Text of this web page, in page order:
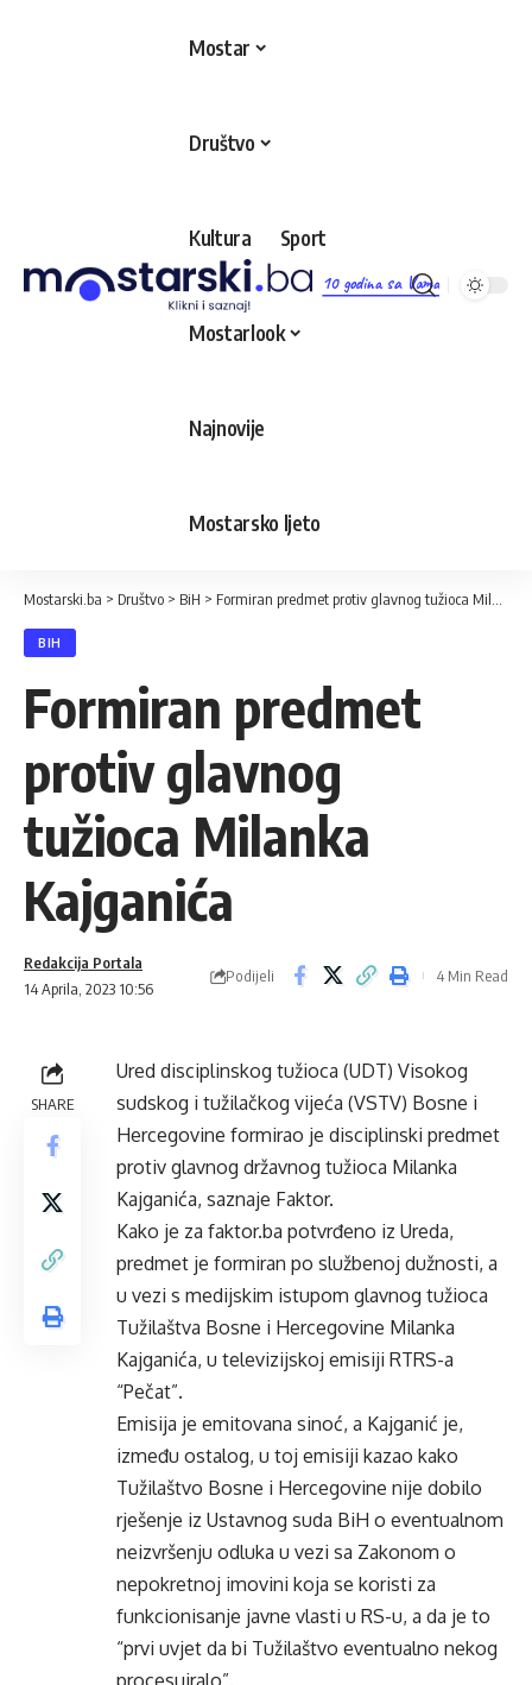
10 godina sa Vama
Mostar
Društvo
Kultura Sport
Mostarlook
Najnovije
Mostarsko ljeto
Mostarski.ba > Društvo > BiH > Formiran predmet protiv glavnog tužioca Milanka Kajganića
BIH
Formiran predmet
protiv glavnog
tužioca Milanka
Kajganića
14 Aprila, 2023 10:56
Redakcija Portala
Podijeli 4 Min Read
SHARE
Ured disciplinskog tužioca (UDT) Visokog
sudskog i tužilačkog vijeća (VSTV) Bosne i
Hercegovine formirao je disciplinski predmet
protiv glavnog državnog tužioca Milanka
Kajganića, saznaje Faktor.
Kako je za faktor.ba potvrđeno iz Ureda,
predmet je formiran po službenoj dužnosti, a
u vezi s medijskim istupom glavnog tužioca
Tužilaštva Bosne i Hercegovine Milanka
Kajganića, u televizijskoj emisiji RTRS-a
“Pečat”.
Emisija je emitovana sinoć, a Kajganić je,
između ostalog, u toj emisiji kazao kako
Tužilaštvo Bosne i Hercegovine nije dobilo
rješenje iz Ustavnog suda BiH o eventualnom
neizvršenju odluka u vezi sa Zakonom o
nepokretnoj imovini koja se koristi za
funkcionisanje javne vlasti u RS-u, a da je to
“prvi uvjet da bi Tužilaštvo eventualno nekog
procesuiralo”.